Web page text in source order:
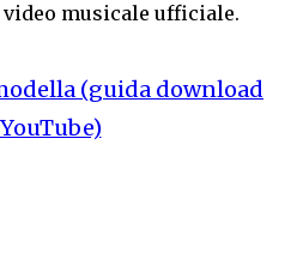
video musicale ufficiale.
(guida download